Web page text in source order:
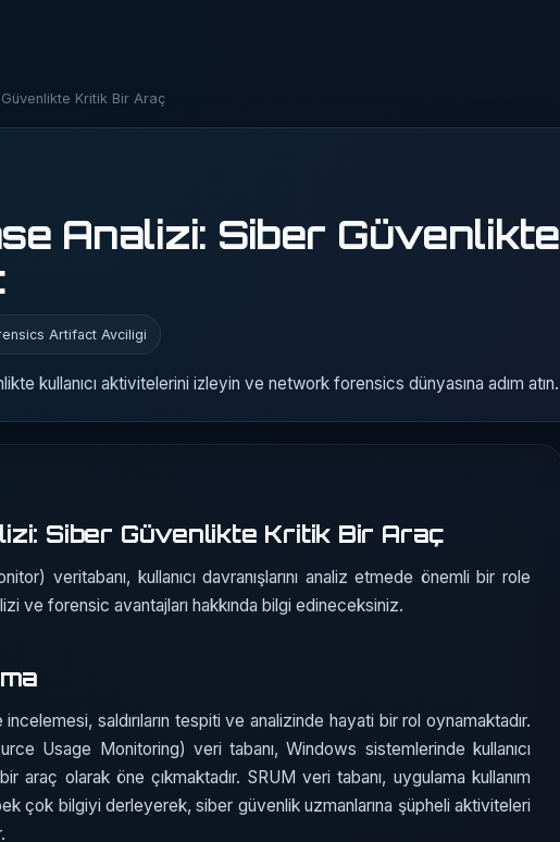
Kritik Bir Araç
Analizi: Siber Güvenlikte
Artifact Avciligi
kullanıcı aktivitelerini izleyin ve network forensics dünyasına adım atın.
Siber Güvenlikte Kritik Bir Araç
veritabanı, kullanıcı davranışlarını analiz etmede önemli bir role
ve forensic avantajları hakkında bilgi edineceksiniz.
saldırıların tespiti ve analizinde hayati bir rol oynamaktadır.
Usage Monitoring) veri tabanı, Windows sistemlerinde kullanıcı
araç olarak öne çıkmaktadır. SRUM veri tabanı, uygulama kullanım
çok bilgiyi derleyerek, siber güvenlik uzmanlarına şüpheli aktiviteleri